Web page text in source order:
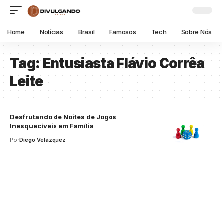
Home Notícias Brasil Famosos Tech Sobre Nós
Tag:Entusiasta Flávio Corrêa
Leite
Desfrutando de Noites de Jogos
Inesquecíveis em Família
PorDiego Velázquez